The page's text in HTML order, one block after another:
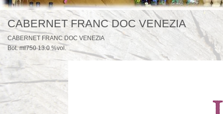
CABERNET FRANC DOC VENEZIA
CABERNET FRANC DOC VENEZIA
Bot. ml750 13.0 %vol.